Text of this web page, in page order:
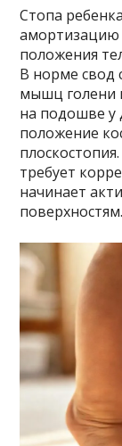
Стопа
амортизацию
положения
В норме свод
мышц голени
на подошве у
положение
требует
начинает
поверхностям.